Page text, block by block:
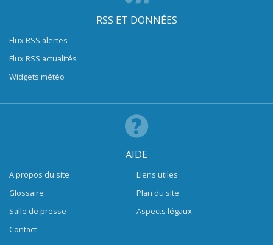
RSS ET DONNÉES
Flux RSS alertes
Flux RSS actualités
Widgets météo
AIDE
A propos du site
Glossaire
Salle de presse
Contact
Liens utiles
Plan du site
Aspects légaux